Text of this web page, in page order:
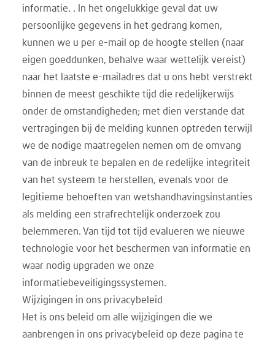
informatie. . In het ongelukkige geval dat uw
persoonlijke gegevens in het gedrang komen,
kunnen we u per e-mail op de hoogte stellen (naar
eigen goeddunken, behalve waar wettelijk vereist)
naar het laatste e-mailadres dat u ons hebt verstrekt
binnen de meest geschikte tijd die redelijkerwijs
onder de omstandigheden; met dien verstande dat
vertragingen bij de melding kunnen optreden terwijl
we de nodige maatregelen nemen om de omvang
van de inbreuk te bepalen en de redelijke integriteit
van het systeem te herstellen, evenals voor de
legitieme behoeften van wetshandhavingsinstanties
als melding een strafrechtelijk onderzoek zou
belemmeren. Van tijd tot tijd evalueren we nieuwe
technologie voor het beschermen van informatie en
waar nodig upgraden we onze
informatiebeveiligingssystemen.
Wijzigingen in ons privacybeleid
Het is ons beleid om alle wijzigingen die we
aanbrengen in ons privacybeleid op deze pagina te